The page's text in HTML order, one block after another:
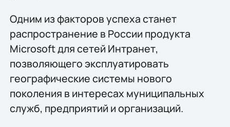
Одним из факторов успеха станет
распространение в России продукта
Microsoft для сетей Интранет,
позволяющего эксплуатировать
географические системы нового
поколения в интересах муниципальных
служб, предприятий и организаций.